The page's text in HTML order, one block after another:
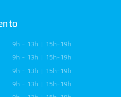
9h - 13h | 15h-19h
9h - 13h | 15h-19h
9h - 13h | 15h-19h
9h - 13h | 15h-19h